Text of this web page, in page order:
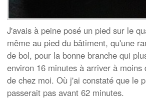
J'avais à peine posé un pied sur le
même au pied du bâtiment, qu'une
de bol, pour la bonne branche qui
environ 16 minutes à arriver à moins
de chez moi. Où j'ai constaté que le
passerait pas avant 62 minutes.